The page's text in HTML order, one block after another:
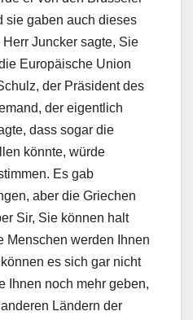
sie gaben auch dieses
Juncker sagte, Sie
Europäische Union
der Präsident des
der eigentlich
dass sogar die
könnte, würde
Es gab
aber die Griechen
Sir, Sie können halt
Menschen werden Ihnen
es sich gar nicht
Ihnen noch mehr geben,
Ländern der